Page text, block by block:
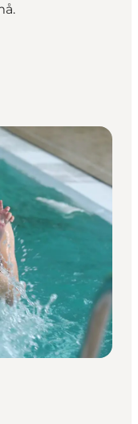
Badeland"
Badeland on_map